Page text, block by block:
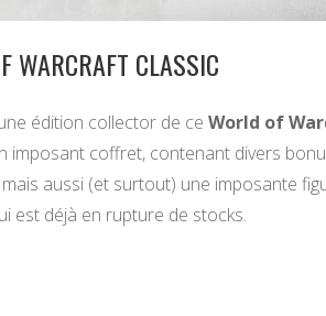
WARCRAFT CLASSIC
édition collector de ce World of
imposant coffret, contenant divers
aussi (et surtout) une imposante
est déjà en rupture de stocks.